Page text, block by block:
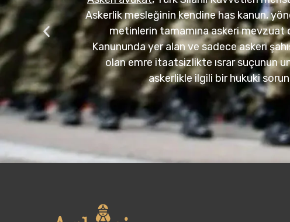
gerekir.
Askeri
vermek
farklıdır.
yaralama
Askerlik mesleğinin kendine has kanun,
metinlerin tamamına askeri mevzuat
Kanununda yer alan ve sadece askeri
olan emre itaatsizlikte ısrar suçunun
askerlikle ilgili bir hukuki